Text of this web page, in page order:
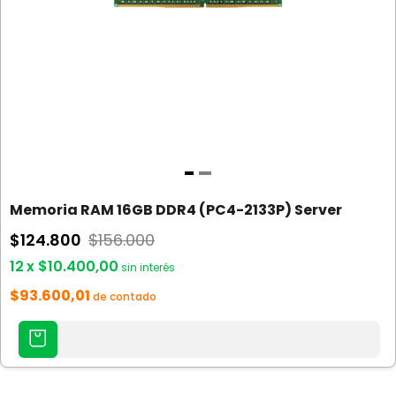
Memoria RAM 16GB DDR4 (PC4-2133P) Server
$124.800 $156.000
12x $10.400,00 sin interés
$93.600,01 de contado